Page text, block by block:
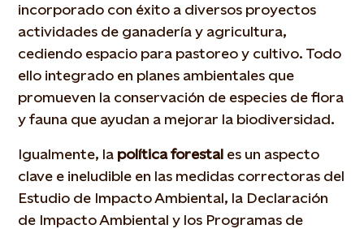
incorporado con éxito a diversos proyectos
actividades de ganadería y agricultura,
cediendo espacio para pastoreo y cultivo. Todo
ello integrado en planes ambientales que
promueven la conservación de especies de flora
y fauna que ayudan a mejorar la biodiversidad.
Igualmente, la política forestal es un aspecto
clave e ineludible en las medidas correctoras del
Estudio de Impacto Ambiental, la Declaración
de Impacto Ambiental y los Programas de